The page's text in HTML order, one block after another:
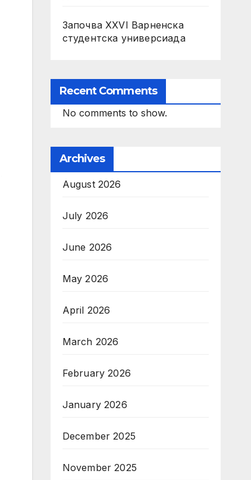
Започва XXVI Варненска
студентска универсиада
Recent Comments
No comments to show.
Archives
August 2026
July 2026
June 2026
May 2026
April 2026
March 2026
February 2026
January 2026
December 2025
November 2025